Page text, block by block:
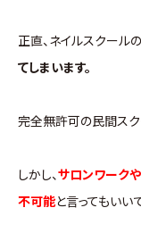
正直、ネイルスクールの
てしまいます。
完全無許可の民間スク
しかし、サロンワーク
不可能と言ってもいい